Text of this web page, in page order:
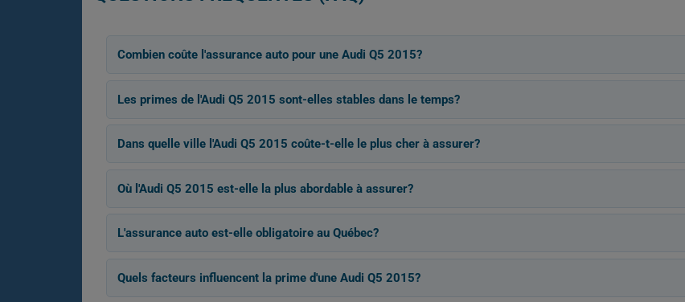
Combien coûte l'assurance auto pour une Audi Q5 2015?
Les primes de l'Audi Q5 2015 sont-elles stables dans le temps?
Dans quelle ville l'Audi Q5 2015 coûte-t-elle le plus cher à assurer?
Où l'Audi Q5 2015 est-elle la plus abordable à assurer?
L'assurance auto est-elle obligatoire au Québec?
Quels facteurs influencent la prime d'une Audi Q5 2015?